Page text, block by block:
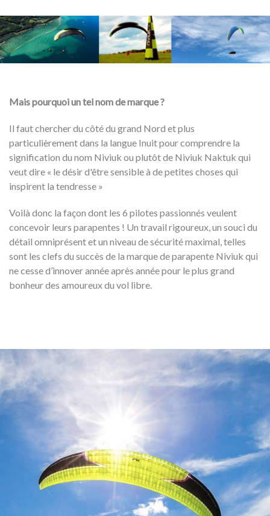
Mais pourquoi un tel nom de marque ?
Il faut chercher du côté du grand Nord et plus
particulièrement dans la langue Inuit pour comprendre la
signification du nom Niviuk ou plutôt de Niviuk Naktuk qui
veut dire « le désir d'être sensible à de petites choses qui
inspirent la tendresse »
Voilà donc la façon dont les 6 pilotes passionnés veulent
concevoir leurs parapentes ! Un travail rigoureux, un souci du
détail omniprésent et un niveau de sécurité maximal, telles
sont les clefs du succès de la marque de parapente Niviuk qui
ne cesse d’innover année après année pour le plus grand
bonheur des amoureux du vol libre.